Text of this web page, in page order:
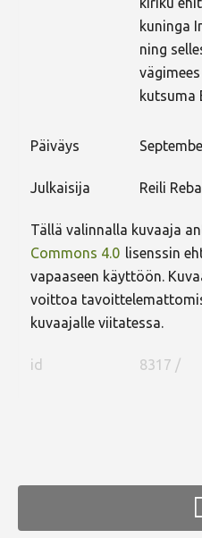
kuninga
ning
kutsuma
Päiväys
Julkaisija Reili
Tällä valinnalla kuvaaja
Commons 4.0 lisenssin
vapaaseen käyttöön.
voittoa
kuvaajalle viitatessa.
id 8317 /